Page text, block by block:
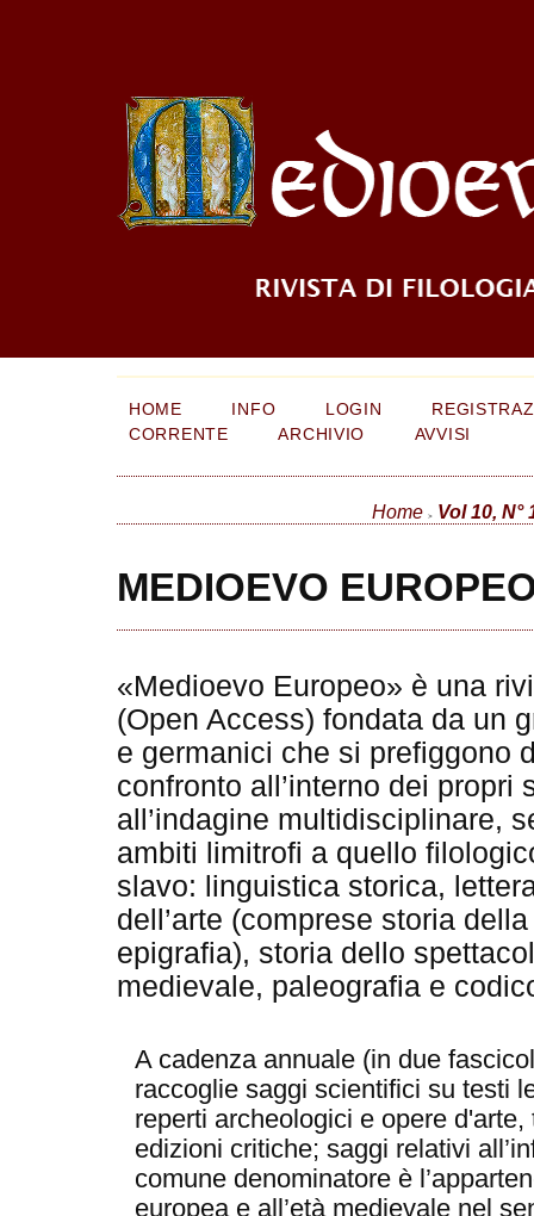
HOME INFO LOGIN
CORRENTE
ARCHIVIO AVVISI
Home > Vol 10, N°
MEDIOEVO
«Medioevo Europeo» è una
(Open Access) fondata da un
e germanici che si prefiggono
confronto all’interno dei propri
all’indagine multidisciplinare,
ambiti limitrofi a quello
slavo: linguistica storica,
dell’arte (comprese storia
epigrafia), storia dello
medievale, paleografia e
A cadenza annuale (in due
raccoglie saggi scientifici su testi
reperti archeologici e opere
edizioni critiche; saggi relativi
comune denominatore è
europea e all’età medievale nel